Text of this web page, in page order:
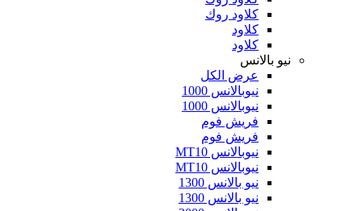
كلاود روك
كلاود
كلاود
نيو بالانس
عرض الكل
نيوبالانس 1000
نيوبالانس 1000
فريش فوم
فريش فوم
نيوبالانس MT10
نيوبالانس MT10
نيو بالانس 1300
نيو بالانس 1300